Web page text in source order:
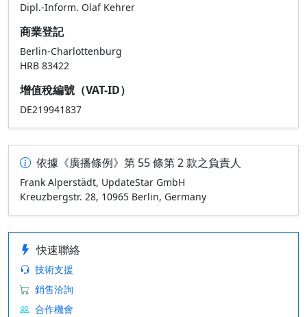
Dipl.-Inform. Olaf Kehrer
商業登記
Berlin-Charlottenburg
HRB 83422
增值稅編號（VAT-ID）
DE219941837
依據《廣播條例》第 55 條第 2 款之負責人
Frank Alperstädt, UpdateStar GmbH
Kreuzbergstr. 28, 10965 Berlin, Germany
快速聯絡
技術支援
銷售洽詢
合作機會